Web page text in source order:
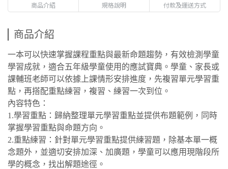
商品介紹 規格說明 付款及運送方式
商品介紹
一本可以快速掌握課程重點與最新命題趨勢，有效檢測學童
學習成就，適合五年級學童使用的應試寶典。學童、家長或
課輔班老師可以依據上課情形安排進度，先複習單元學習重
點，再搭配重點練習，複習、練習一次到位。
內容特色：
1.學習重點：歸納整理單元學習重點並提供布題範例，同時
掌握學習重點與命題方向。
2.重點練習：針對單元學習重點提供練習題，除基本單一概
念題外，並適切安排加深、加廣題，學童可以應用現階段所
學的概念，找出解題途徑。